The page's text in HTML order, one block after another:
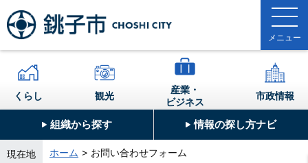
組織から探す 情報の探し方ナビ
くらし 観光
産業・
ビジネス
市政情報
現在地 ホーム お問い合わせフォーム